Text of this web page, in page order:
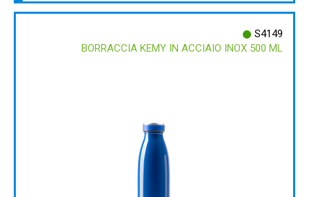
S4149
BORRACCIA KEMY IN ACCIAIO INOX 500 ML